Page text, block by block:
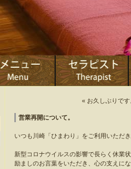
« お久しぶりです
営業再開について。
いつも川崎「ひまわり」をご利用いただ
新型コロナウイルスの影響で長らく休業
励ましのお言葉をいただき、心の支えに